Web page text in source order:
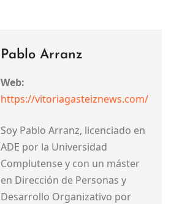
Pablo Arranz
Web:
https://vitoriagasteiznews.com/
Soy Pablo Arranz, licenciado en
ADE por la Universidad
Complutense y con un máster
en Dirección de Personas y
Desarrollo Organizativo por